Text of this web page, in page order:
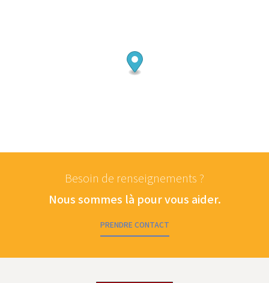
Besoin de renseignements ?
Nous sommes là pour vous aider.
PRENDRE CONTACT